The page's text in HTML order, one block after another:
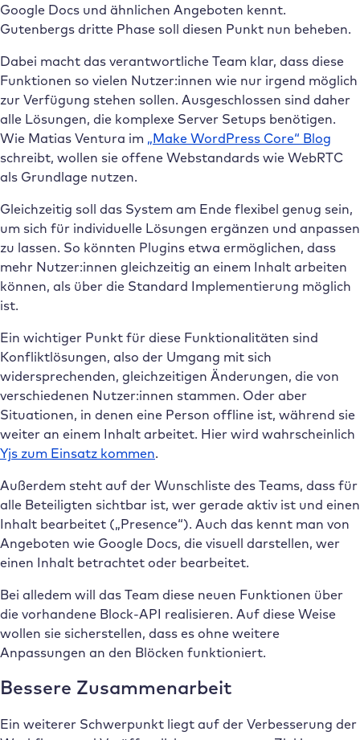
Google Docs und ähnlichen Angeboten kennt.
Gutenbergs dritte Phase soll diesen Punkt nun beheben.
Dabei macht das verantwortliche Team klar, dass diese
Funktionen so vielen Nutzer:innen wie nur irgend möglich
zur Verfügung stehen sollen. Ausgeschlossen sind daher
alle Lösungen, die komplexe Server Setups benötigen.
Wie Matias Ventura im „Make WordPress Core“ Blog
schreibt, wollen sie offene Webstandards wie WebRTC
als Grundlage nutzen.
Gleichzeitig soll das System am Ende flexibel genug sein,
um sich für individuelle Lösungen ergänzen und anpassen
zu lassen. So könnten Plugins etwa ermöglichen, dass
mehr Nutzer:innen gleichzeitig an einem Inhalt arbeiten
können, als über die Standard Implementierung möglich
ist.
Ein wichtiger Punkt für diese Funktionalitäten sind
Konfliktlösungen, also der Umgang mit sich
widersprechenden, gleichzeitigen Änderungen, die von
verschiedenen Nutzer:innen stammen. Oder aber
Situationen, in denen eine Person offline ist, während sie
weiter an einem Inhalt arbeitet. Hier wird wahrscheinlich
Yjs zum Einsatz kommen.
Außerdem steht auf der Wunschliste des Teams, dass für
alle Beteiligten sichtbar ist, wer gerade aktiv ist und einen
Inhalt bearbeitet („Presence“). Auch das kennt man von
Angeboten wie Google Docs, die visuell darstellen, wer
einen Inhalt betrachtet oder bearbeitet.
Bei alledem will das Team diese neuen Funktionen über
die vorhandene Block-API realisieren. Auf diese Weise
wollen sie sicherstellen, dass es ohne weitere
Anpassungen an den Blöcken funktioniert.
Bessere Zusammenarbeit
Ein weiterer Schwerpunkt liegt auf der Verbesserung der